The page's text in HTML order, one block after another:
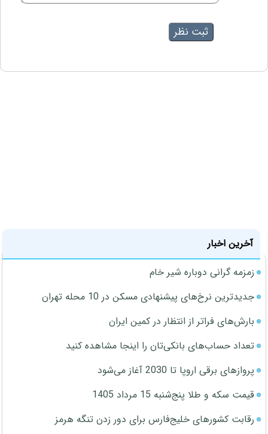
آخرین اخبار
زمزمه گرانی دوباره شیر خام
جدیدترین نرخ‌های پیشنهادی مسکن در 10 محله تهران
بارش‌های فراتر از انتظار در کمین ایران
تعداد حساب‌های بانکی‌تان را اینجا مشاهده کنید
پروازهای برقی اروپا تا 2030 آغاز می‌شود
قیمت سکه و طلا پنج‌شنبه 15 مرداد 1405
رقابت کشورهای خلیج‌فارس برای دور زدن تنگه هرمز